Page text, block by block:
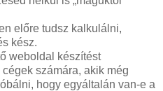
előre tudsz kalkulálni,
kész.
weboldal készítést
számára, akik még
hogy egyáltalán van-e a